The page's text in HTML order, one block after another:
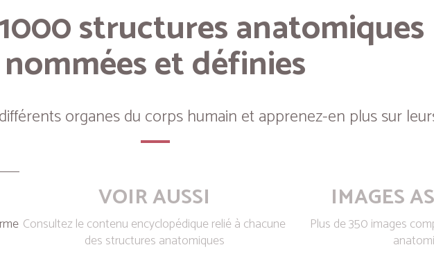
structures anatomiques
nommées et définies
organes du corps humain et apprenez-en plus sur
VOIR AUSSI
Consultez le contenu encyclopédique relié à chacune
des structures anatomiques
IMAGES
Plus de 350 images